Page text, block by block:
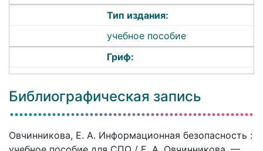
Тип издания:
учебное пособие
Гриф:
Библиографическая запись
Овчинникова, Е. А. Информационная безопасность :